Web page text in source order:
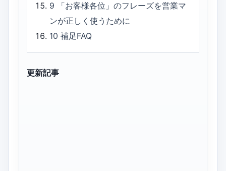
9
「お客様各位」のフレーズを営業マ
ンが正しく使うために
10補足FAQ
更新記事